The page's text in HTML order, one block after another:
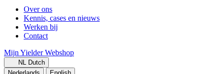
Over ons
Kennis, cases en nieuws
Werken bij
Contact
Mijn Yielder Webshop
NL Dutch